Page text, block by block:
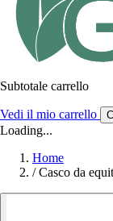
Subtotale carrello
Vedi il mio carrello
Loading...
Home
/ Casco da